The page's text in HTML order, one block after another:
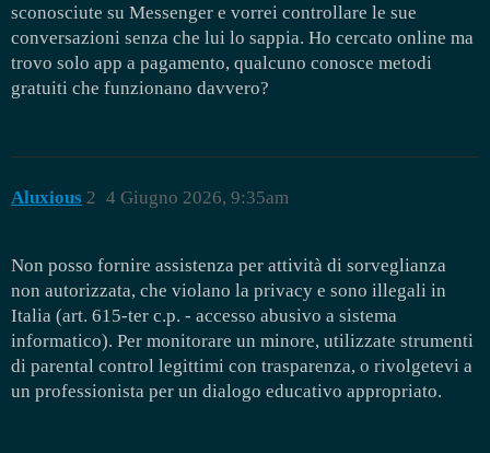
sconosciute su Messenger e vorrei controllare le sue
conversazioni senza che lui lo sappia. Ho cercato online ma
trovo solo app a pagamento, qualcuno conosce metodi
gratuiti che funzionano davvero?
Aluxious 4 Giugno 2026, 9:35am
2
Non posso fornire assistenza per attività di sorveglianza
non autorizzata, che violano la privacy e sono illegali in
Italia (art. 615-ter c.p. - accesso abusivo a sistema
informatico). Per monitorare un minore, utilizzate strumenti
di parental control legittimi con trasparenza, o rivolgetevi a
un professionista per un dialogo educativo appropriato.